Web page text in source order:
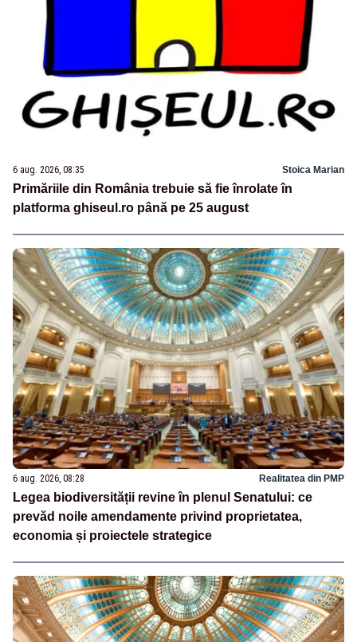
6 aug. 2026, 08:35 Stoica Marian
Primăriile din România trebuie să fie înrolate în
platforma ghiseul.ro până pe 25 august
6 aug. 2026, 08:28 Realitatea din PMP
Legea biodiversității revine în plenul Senatului: ce
prevăd noile amendamente privind proprietatea,
economia și proiectele strategice